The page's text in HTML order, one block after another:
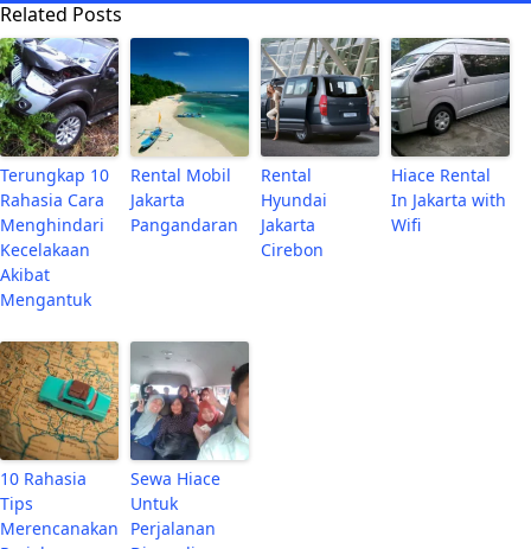
Related Posts
Terungkap 10
Rahasia Cara
Menghindari
Kecelakaan
Akibat
Mengantuk
Rental Mobil
Jakarta
Pangandaran
Rental
Hyundai
Jakarta
Cirebon
Hiace Rental
In Jakarta with
Wifi
10 Rahasia
Tips
Merencanakan
Sewa Hiace
Untuk
Perjalanan